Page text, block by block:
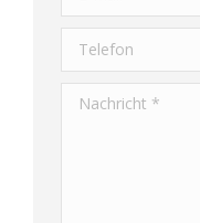
Telefon
Nachricht *